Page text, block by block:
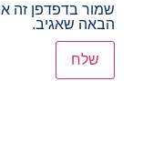
שמור בדפדפן זה
הבאה שאגיב.